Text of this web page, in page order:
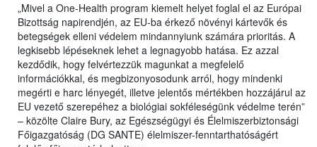
„Mivel a One-Health program kiemelt helyet foglal el az Európai
Bizottság napirendjén, az EU-ba érkező növényi kártevők és
betegségek elleni védelem mindannyiunk számára prioritás. A
legkisebb lépéseknek lehet a legnagyobb hatása. Ez azzal
kezdődik, hogy felvértezzük magunkat a megfelelő
információkkal, és megbizonyosodunk arról, hogy mindenki
megérti e harc lényegét, illetve jelentős mértékben hozzájárul az
EU vezető szerepéhez a biológiai sokféleségünk védelme terén”
– közölte Claire Bury, az Egészségügyi és Élelmiszerbiztonsági
Főigazgatóság (DG SANTE) élelmiszer-fenntarthatóságért